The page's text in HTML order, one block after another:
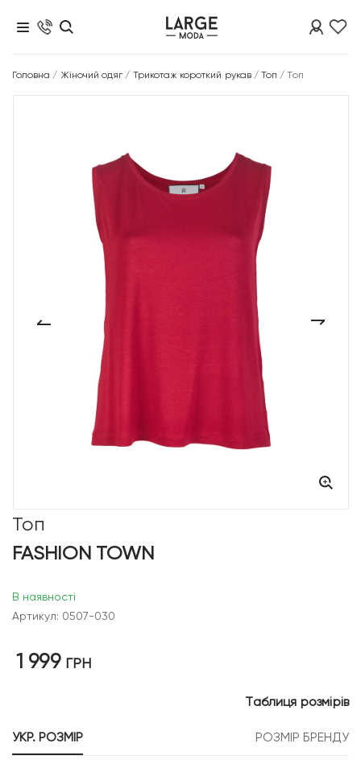
Головна / Жіночий одяг / Трикотаж короткий рукав/Топ /Топ
Топ
FASHION TOWN
В наявності
Артикул: 0507-030
1 999 ГРН
УКР. РОЗМІР РОЗМІР БРЕНДУ
Таблиця розмірів